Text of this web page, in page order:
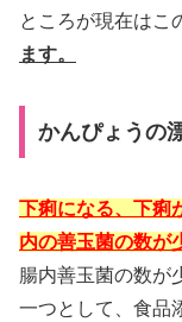
ところが現在はこ
ます。
かんぴょうの
下痢になる、下痢
内の善玉菌の数が
腸内善玉菌の数が
一つとして、食品